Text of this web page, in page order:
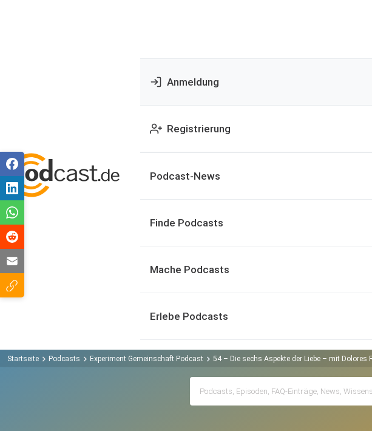
Anmeldung
Registrierung
Podcast-News
Finde Podcasts
Mache Podcasts
Erlebe Podcasts
Startseite Podcasts Experiment Gemeinschaft Podcast 54 – Die sechs Aspekte der Liebe – mit Dolores